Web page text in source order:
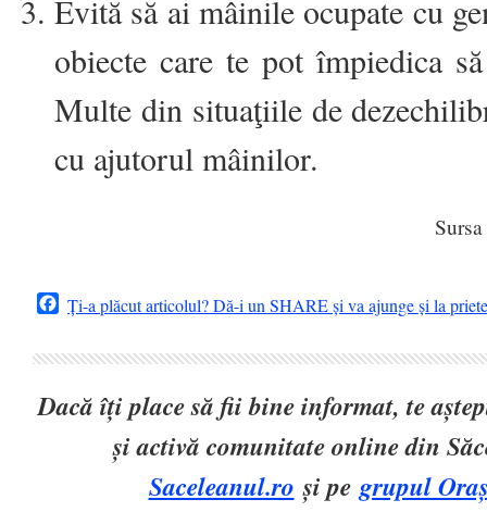
Evită să ai mâinile ocupate cu
obiecte care te pot împiedica
Multe din situaţiile de
cu ajutorul mâinilor.
Facebook
Ți-a plăcut articolul? Dă-i un SHARE și va ajunge și la
Dacă îți place să fii bine informat, te
și activă comunitate online din
Saceleanul.ro și pegrupul